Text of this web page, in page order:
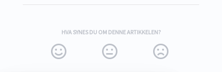
HVA SYNES DU OM DENNE ARTIKKELEN?